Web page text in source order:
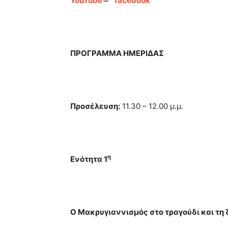
ΠΡΟΓΡΑΜΜΑ ΗΜΕΡΙΔΑΣ
Προσέλευση: 11.30 – 12.00 μ.μ.
Ενότητα 1η
Ο Μακρυγιαννισμός στο τραγούδι και